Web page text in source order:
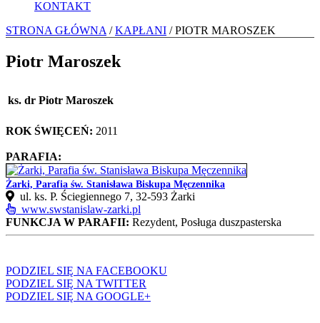
KONTAKT
STRONA GŁÓWNA /KAPŁANI / PIOTR MAROSZEK
Piotr Maroszek
ks. dr Piotr Maroszek
ROK ŚWIĘCEŃ: 2011
PARAFIA:
Żarki, Parafia św. Stanisława Biskupa Męczennika
ul. ks. P. Ściegiennego 7, 32‑593 Żarki
www.swstanislaw-zarki.pl
FUNKCJA W PARAFII: Rezydent, Posługa duszpasterska
PODZIEL SIĘ NA FACEBOOKU
PODZIEL SIĘ NA TWITTER
PODZIEL SIĘ NA GOOGLE+